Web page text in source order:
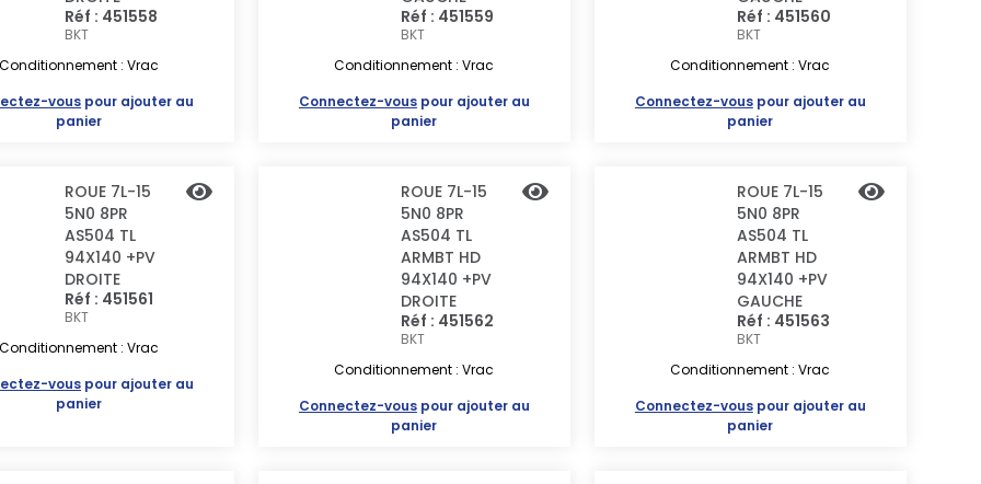
Réf : 451558
BKT
: Vrac
vous pour ajouter au
panier
Réf : 451559
BKT
Conditionnement : Vrac
Connectez-vouspour ajouter au
panier
Réf : 451560
BKT
Conditionnement : Vrac
Connectez-vouspour ajouter au
panier
ROUE 7L-15
5N0 8PR
AS504 TL
94X140 +PV
DROITE
Réf : 451561
BKT
: Vrac
vous pour ajouter au
panier
ROUE 7L-15
5N0 8PR
AS504 TL
ARMBT HD
94X140 +PV
DROITE
Réf : 451562
BKT
Conditionnement : Vrac
Connectez-vouspour ajouter au
panier
ROUE 7L-15
5N0 8PR
AS504 TL
ARMBT HD
94X140 +PV
GAUCHE
Réf : 451563
BKT
Conditionnement : Vrac
Connectez-vouspour ajouter au
panier